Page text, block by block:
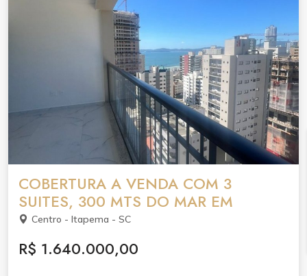
COBERTURA A VENDA COM 3
SUITES, 300 MTS DO MAR EM
Centro - Itapema - SC
R$ 1.640.000,00